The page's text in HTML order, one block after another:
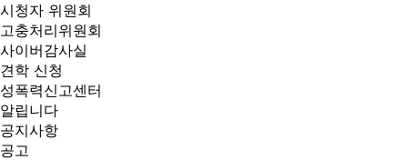
시청자 위원회
고충처리위원회
사이버감사실
견학 신청
성폭력신고센터
알립니다
공지사항
공고